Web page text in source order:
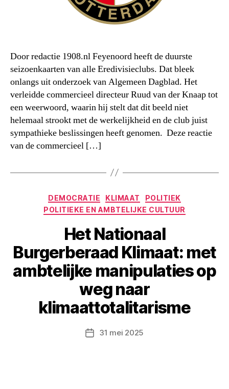
Door redactie 1908.nl Feyenoord heeft de duurste
seizoenkaarten van alle Eredivisieclubs. Dat bleek
onlangs uit onderzoek van Algemeen Dagblad. Het
verleidde commercieel directeur Ruud van der Knaap tot
een weerwoord, waarin hij stelt dat dit beeld niet
helemaal strookt met de werkelijkheid en de club juist
sympathieke beslissingen heeft genomen. Deze reactie
van de commercieel […]
Categorieën
DEMOCRATIE KLIMAAT
POLITIEK
POLITIEKE EN AMBTELIJKE CULTUUR
Het Nationaal
Burgerberaad Klimaat: met
ambtelijke manipulaties op
weg naar
klimaattotalitarisme
Berichtdatum
31 mei 2025